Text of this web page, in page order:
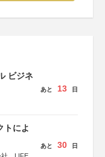
ビジネ
あと 13 日
トによ
あと 30 日